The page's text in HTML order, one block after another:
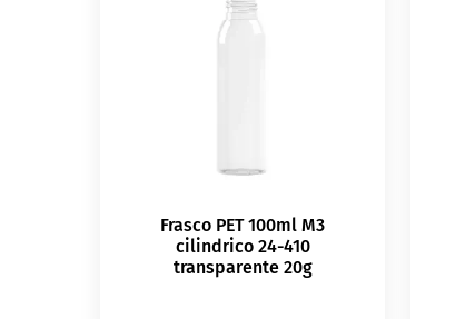
Frasco PET 100ml M3
cilindrico 24-410
transparente 20g